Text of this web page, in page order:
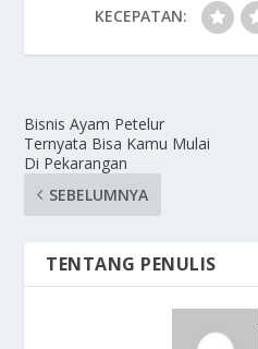
KECEPATAN:
Bisnis Ayam Petelur
Ternyata Bisa Kamu Mulai
Di Pekarangan
SEBELUMNYA
TENTANG PENULIS